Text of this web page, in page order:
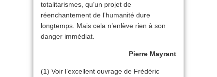
totalitarismes, qu’un projet de
réenchantement de l’humanité dure
longtemps. Mais cela n’enlève rien à son
danger immédiat.
Pierre Mayrant
(1) Voir l’excellent ouvrage de Frédéric